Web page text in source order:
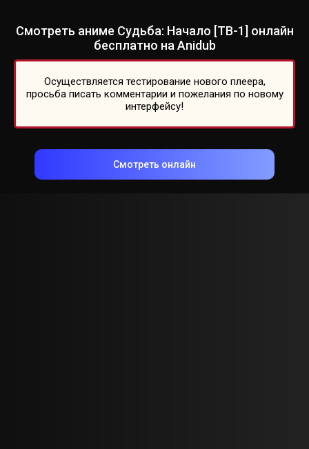
Смотреть аниме Судьба: Начало [ТВ-1] онлайн
бесплатно на Anidub
Осуществляется тестирование нового плеера,
просьба писать комментарии и пожелания по новому
интерфейсу!
Смотреть онлайн